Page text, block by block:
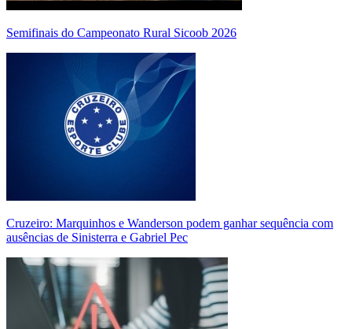
Semifinais do Campeonato Rural Sicoob 2026
Cruzeiro: Marquinhos e Wanderson podem ganhar sequência com
ausências de Sinisterra e Gabriel Pec